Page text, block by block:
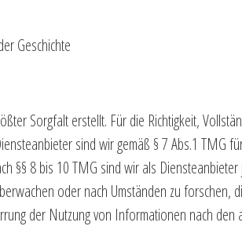
Geschichte
Sorgfalt erstellt. Für die Richtigkeit,
sind wir gemäß § 7 Abs.1 TMG
§§ 8 bis 10 TMG sind wir als
oder nach Umständen zu forschen,
der Nutzung von Informationen nach